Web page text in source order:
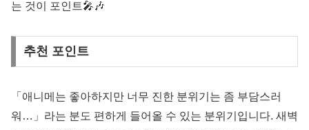
는 것이 포인트🎤🎶
추천 포인트
「애니메는 좋아하지만 너무 진한 분위기는 좀 부담스러
워…」라는 분도 편하게 들어올 수 있는 분위기입니다. 새벽